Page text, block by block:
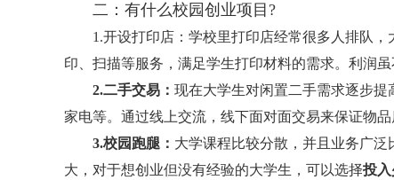
二：有什么校园创业项目?
1.开设打印店：学校里打印店经常很多人排队，
印、扫描等服务，满足学生打印材料的需求。利润虽
2.二手交易： 现在大学生对闲置二手需求逐步提
家电等。通过线上交流，线下面对面交易来保证物品
3.校园跑腿： 大学课程比较分散，并且业务广
大，对于想创业但没有经验的大学生，可以选择投